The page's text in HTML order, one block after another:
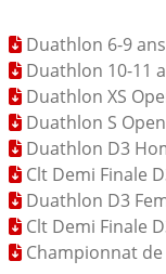
Duathlon 6-9 ans
Duathlon 10-11
Duathlon XS
Duathlon S Open
Duathlon D3
Clt Demi Finale
Duathlon D3
Clt Demi Finale
Championnat de